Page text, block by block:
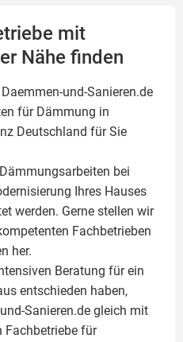
mit
Nähe finden
und-Sanieren.de
für Dämmung in
Deutschland für Sie
bei
Ihres Hauses
werden. Gerne stellen wir
Fachbetrieben
her.
Beratung für ein
entschieden haben,
Sanieren.de gleich mit
Fachbetriebe für